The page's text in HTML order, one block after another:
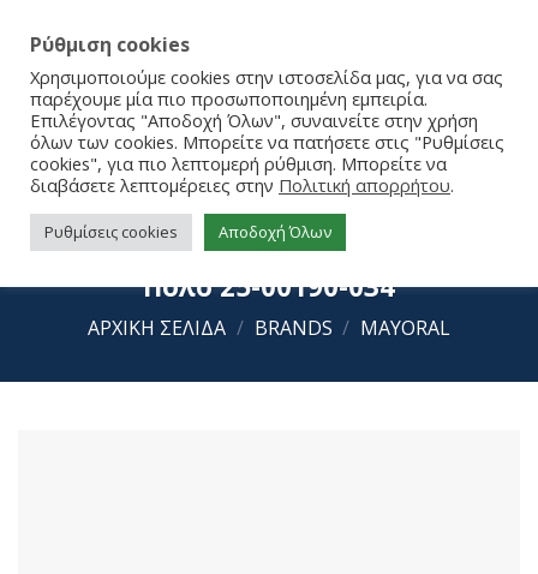
Mayoral Μπλούζα Κοντομάνικη
Πόλο 25-00190-034
ΑΡΧΙΚΉ ΣΕΛΊΔΑ / BRANDS / MAYORAL
Ρύθμιση cookies
Χρησιμοποιούμε cookies στην ιστοσελίδα μας, για να σας
παρέχουμε μία πιο προσωποποιημένη εμπειρία.
Επιλέγοντας "Αποδοχή Όλων", συναινείτε στην χρήση
όλων των cookies. Μπορείτε να πατήσετε στις "Ρυθμίσεις
cookies", για πιο λεπτομερή ρύθμιση. Μπορείτε να
διαβάσετε λεπτομέρειες στην Πολιτική απορρήτου.
Ρυθμίσεις cookies Αποδοχή Όλων